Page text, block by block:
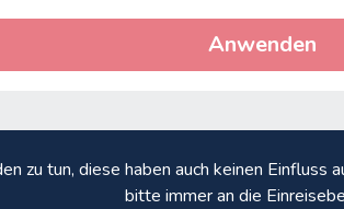
Anwenden
zu tun, diese haben auch keinen
bitte immer an die